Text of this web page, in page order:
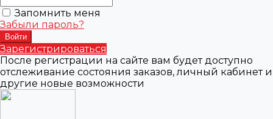
Запомнить меня
Забыли пароль?
Зарегистрироваться
После регистрации на сайте вам будет доступно
отслеживание состояния заказов, личный кабинет и
другие новые возможности